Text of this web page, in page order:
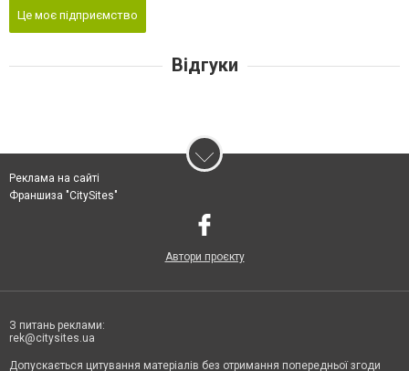
Це моє підприємство
Відгуки
Реклама на сайті
Франшиза "CitySites"
Автори проєкту
З питань реклами:
rek@citysites.ua
Допускається цитування матеріалів без отримання попередньої згоди